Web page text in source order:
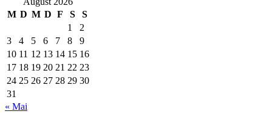
M D M D F S
S
1
2
3
4 5 6 7 8
9
10 11 12 13 14 15 16
17 18 19 20 21 22 23
24 25 26 27 28 29 30
31
« Mai